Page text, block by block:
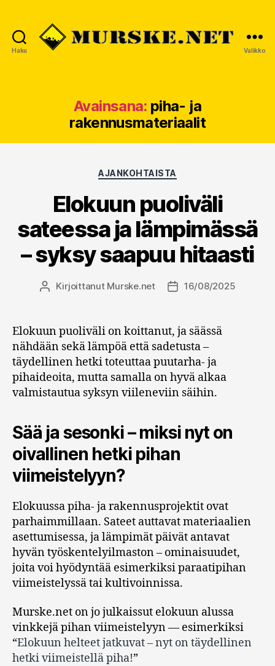
Haku Valikko
Avainsana: piha- ja
rakennusmateriaalit
Kategoriat
AJANKOHTAISTA
Elokuun puoliväli
sateessa ja lämpimässä
– syksy saapuu hitaasti
Kirjoittaja
Kirjoittanut Murske.net Julkaisupäivämäärä
16/08/2025
Elokuun puoliväli on koittanut, ja säässä
nähdään sekä lämpöä että sadetusta –
täydellinen hetki toteuttaa puutarha- ja
pihaideoita, mutta samalla on hyvä alkaa
valmistautua syksyn viileneviin säihin.
Sää ja sesonki – miksi nyt on
oivallinen hetki pihan
viimeistelyyn?
Elokuussa piha- ja rakennusprojektit ovat
parhaimmillaan. Sateet auttavat materiaalien
asettumisessa, ja lämpimät päivät antavat
hyvän työskentelyilmaston – ominaisuudet,
joita voi hyödyntää esimerkiksi paraatipihan
viimeistelyssä tai kultivoinnissa.
Murske.net on jo julkaissut elokuun alussa
vinkkejä pihan viimeistelyyn — esimerkiksi
“Elokuun helteet jatkuvat – nyt on täydellinen
hetki viimeistellä piha!”